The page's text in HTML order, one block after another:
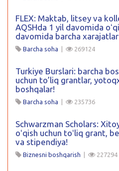
FLEX: Maktab, litsey va
AQSHda 1 yil davomida
davomida barcha
Barcha soha | 269124
Turkiye Burslari: barcha
uchun to’liq grantlar,
boshqalar!
Barcha soha | 235736
Schwarzman Scholars:
oʻqish uchun toʻliq grant,
va stipendiya!
Biznesni boshqarish | 227294